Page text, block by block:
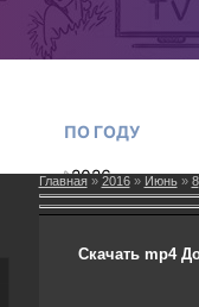
Главная» 2016 » Июнь » 8
Скачать mp4